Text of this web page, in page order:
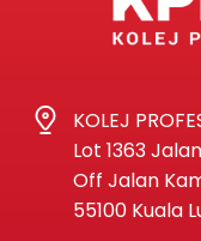
KOLEJ
Lot 1363
Off Jalan
55100 Kuala